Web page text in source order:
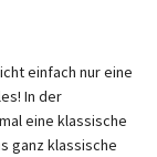
einfach nur eine
In der
eine klassische
ganz klassische